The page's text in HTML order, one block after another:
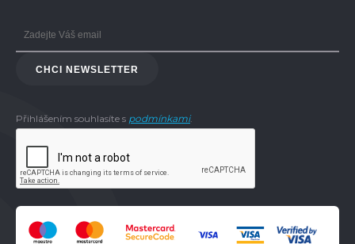
CHCI NEWSLETTER
Přihlášením souhlasíte s podmínkami.